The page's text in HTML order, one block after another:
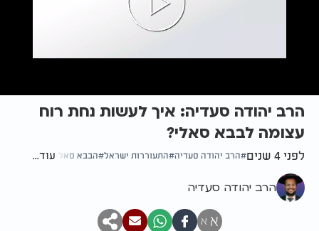
הרב יהודה סעדיה: איך לעשות נחת רוח
עצומה לבבא סאלי?
לפני 4 שנים הרב יהודה סעדיה התעוררות ישראל הבבא סאלי עוד...
הרב יהודה סעדיה
א א